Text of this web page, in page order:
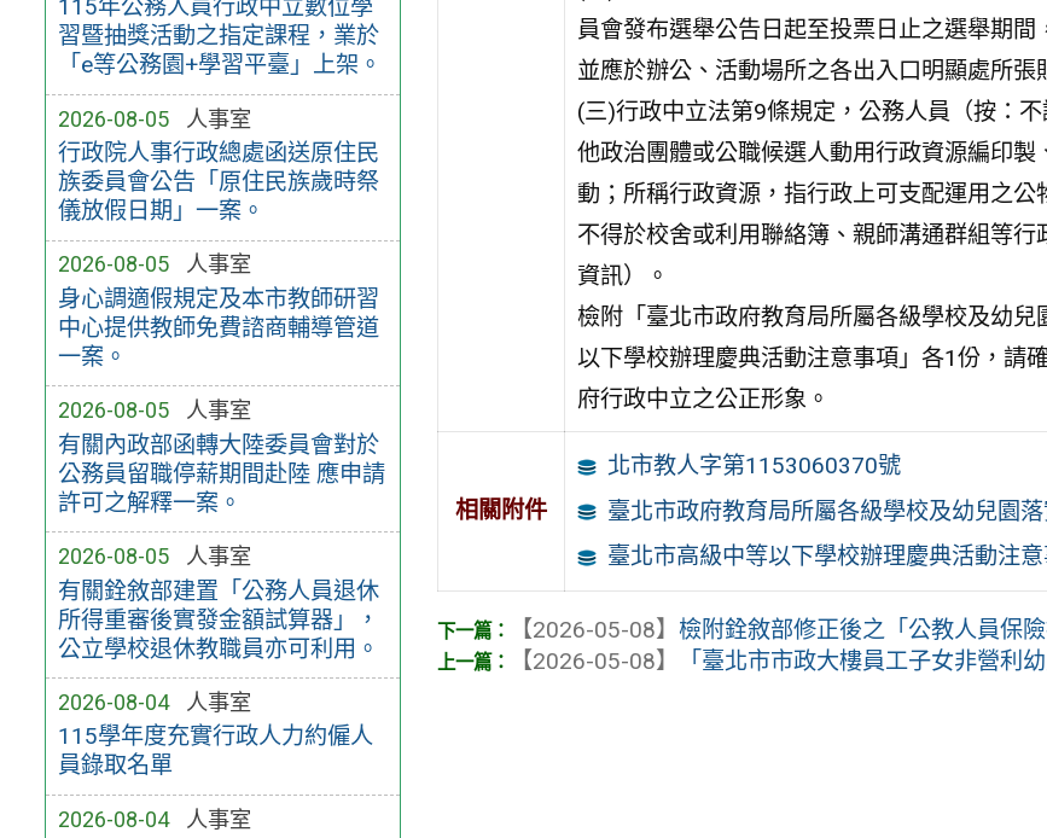
115年公務人員行政中立數位學
習暨抽獎活動之指定課程，業於
「e等公務園+學習平臺」上架。
2026-08-05 人事室
行政院人事行政總處函送原住民
族委員會公告「原住民族歲時祭
儀放假日期」一案。
2026-08-05 人事室
身心調適假規定及本市教師研習
中心提供教師免費諮商輔導管道
一案。
2026-08-05 人事室
有關內政部函轉大陸委員會對於
公務員留職停薪期間赴陸 應申請
許可之解釋一案。
2026-08-05 人事室
有關銓敘部建置「公務人員退休
所得重審後實發金額試算器」，
公立學校退休教職員亦可利用。
2026-08-04 人事室
115學年度充實行政人力約僱人
員錄取名單
2026-08-04 人事室
員會發布選舉公告日起至投票日止之選舉期
並應於辦公、活動場所之各出入口明顯處所張
(三)行政中立法第9條規定，公務人員（按：
他政治團體或公職候選人動用行政資源編印
動；所稱行政資源，指行政上可支配運用之
不得於校舍或利用聯絡簿、親師溝通群組等
資訊）。
檢附「臺北市政府教育局所屬各級學校及幼
以下學校辦理慶典活動注意事項」各1份，請
府行政中立之公正形象。
相關附件
北市教人字第1153060370號
臺北市政府教育局所屬各級學校及幼兒園
臺北市高級中等以下學校辦理慶典活動注
【2026-05-08】檢附銓敘部修正後之「公教人員保
【2026-05-08】
「臺北市市政大樓員工子女非營利